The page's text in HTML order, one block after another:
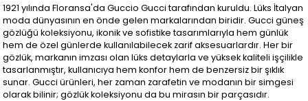
1921 yılında Floransa'da Guccio Gucci tarafından kuruldu. Lüks İtalyan
moda dünyasının en önde gelen markalarından biridir. Gucci güneş
gözlüğü koleksiyonu, ikonik ve sofistike tasarımlarıyla hem günlük
hem de özel günlerde kullanılabilecek zarif aksesuarlardır. Her bir
gözlük, markanın imzası olan lüks detaylarla ve yüksek kaliteli işçilikle
tasarlanmıştır, kullanıcıya hem konfor hem de benzersiz bir şıklık
sunar. Gucci ürünleri, her zaman zarafetin ve modanın bir simgesi
olarak bilinir; gözlük koleksiyonu da bu mirasın bir parçasıdır.